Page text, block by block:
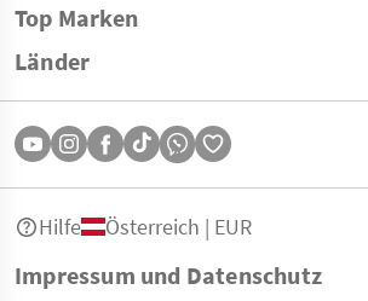
Top Marken
Länder
Impressum und Datenschutz
Hilfe Österreich | EUR